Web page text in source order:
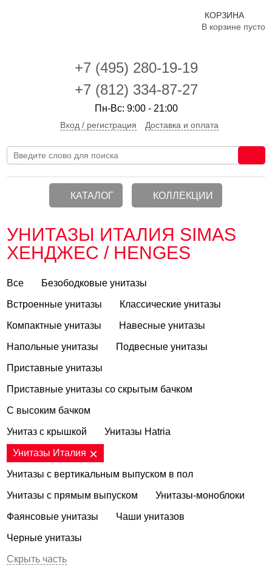
+7 (495) 280-19-19
+7 (812) 334-87-27
Пн-Вс: 9:00 - 21:00
Вход / регистрация Доставка и оплата
КОРЗИНА
В корзине пусто
КАТАЛОГ КОЛЛЕКЦИИ
УНИТАЗЫ ИТАЛИЯ SIMAS
ХЕНДЖЕС / HENGES
Все Безободковые унитазы
Встроенные унитазы Классические унитазы
Компактные унитазы Навесные унитазы
Напольные унитазы Подвесные унитазы
Приставные унитазы
Приставные унитазы со скрытым бачком
С высоким бачком
Унитаз с крышкой Унитазы Hatria
Унитазы Италия
Унитазы с вертикальным выпуском в пол
Унитазы с прямым выпуском Унитазы-моноблоки
Фаянсовые унитазы Чаши унитазов
Черные унитазы
Скрыть часть